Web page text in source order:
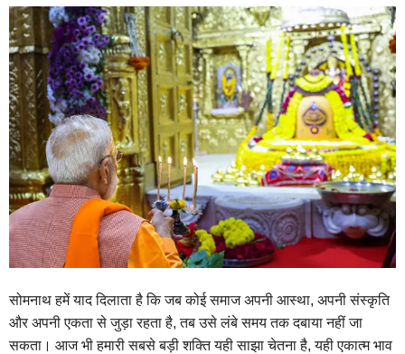
सोमनाथ हमें याद दिलाता है कि जब कोई समाज अपनी आस्था, अपनी संस्कृति
और अपनी एकता से जुड़ा रहता है, तब उसे लंबे समय तक दबाया नहीं जा
सकता। आज भी हमारी सबसे बड़ी शक्ति यही साझा चेतना है, यही एकात्म भाव